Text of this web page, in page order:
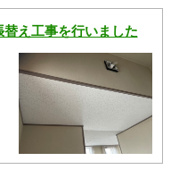
え工事を行いました